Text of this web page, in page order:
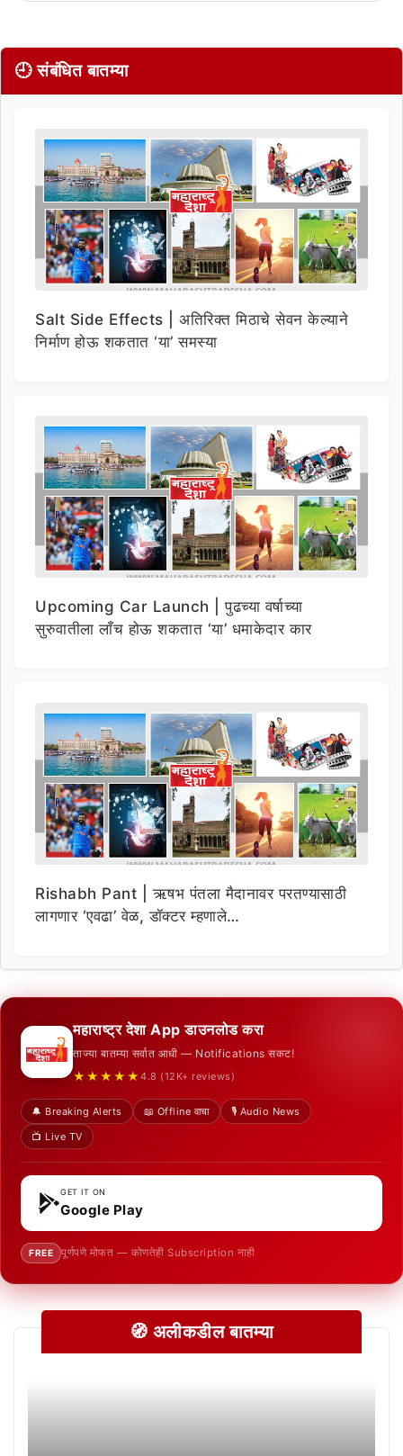
🕘 संबंधित बातम्या
Salt Side Effects | अतिरिक्त मिठाचे सेवन केल्याने
निर्माण होऊ शकतात ‘या’ समस्या
Upcoming Car Launch | पुढच्या वर्षाच्या
सुरुवातीला लाँच होऊ शकतात ‘या’ धमाकेदार कार
Rishabh Pant | ऋषभ पंतला मैदानावर परतण्यासाठी
लागणार ‘एवढा’ वेळ, डॉक्टर म्हणाले…
महाराष्ट्र देशा App डाउनलोड करा
ताज्या बातम्या सर्वात आधी — Notifications सकट!
★★★★★ 4.8 (12K+ reviews)
🔔 Breaking Alerts 📖 Offline वाचा
🎙️ Audio News
📺 Live TV
GET IT ON
Google Play
FREE पूर्णपणे मोफत — कोणतेही Subscription नाही
🧭 अलीकडील बातम्या